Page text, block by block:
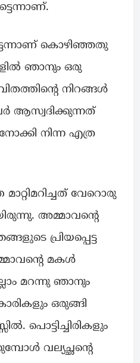
കൊഴിഞ്ഞതു
ഞാനും ഒരു
നിറങ്ങൾ
ആസ്വദിക്കുന്നത്
നിന്ന എത്ര
വേറൊരു
അമ്മാവന്റെ
പ്രിയപ്പെട്ട
മകൾ
മറന്നു ഞാനും
ഒരുങ്ങി
പൊട്ടിച്ചിരികളും
വല്യച്ഛന്റെ